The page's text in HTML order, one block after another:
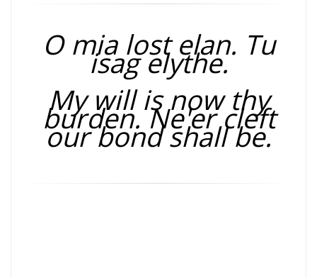
O mia lost elan. Tu
isag elythe.
My will is now thy
burden. Ne'er cleft
our bond shall be.